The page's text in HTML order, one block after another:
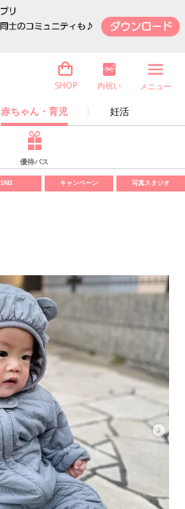
赤ちゃん・育児 妊活
SHOP 内祝い メニュー
優待パス
SNS キャンペーン 写真スタジオ